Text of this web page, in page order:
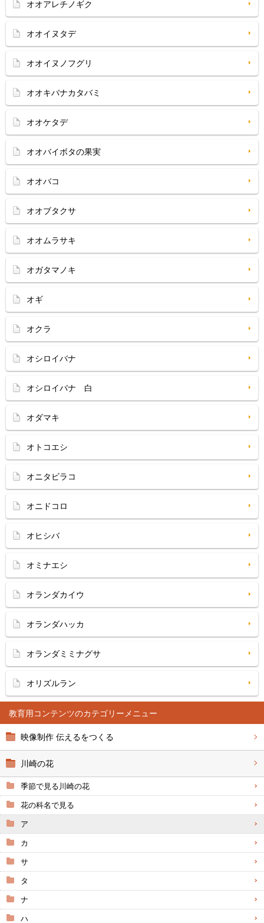
教育用コンテンツ
映像制作 伝えるをつくる
川崎の花
季節で見る川崎の花
花の科名で見る
ア
カ
サ
タ
ナ
ハ
オオアレチノギク
オオイヌタデ
オオイヌノフグリ
オオキバナカタバミ
オオケタデ
オオバイボタの果実
オオバコ
オオブタクサ
オオムラサキ
オガタマノキ
オギ
オクラ
オシロイバナ
オシロイバナ 白
オダマキ
オトコエシ
オニタビラコ
オニドコロ
オヒシバ
オミナエシ
オランダカイウ
オランダハッカ
オランダミミナグサ
オリズルラン